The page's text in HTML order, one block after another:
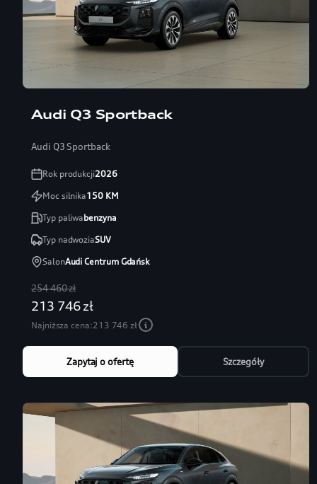
Audi Q3 Sportback
Audi Q3 Sportback
Rok produkcji2026
Moc silnika150KM
Typ paliwabenzyna
Typ nadwoziaSUV
SalonAudi Centrum Gdańsk
254 460 zł
213 746 zł
Najniższa cena:213 746 zł
Zapytaj o ofertę Szczegóły